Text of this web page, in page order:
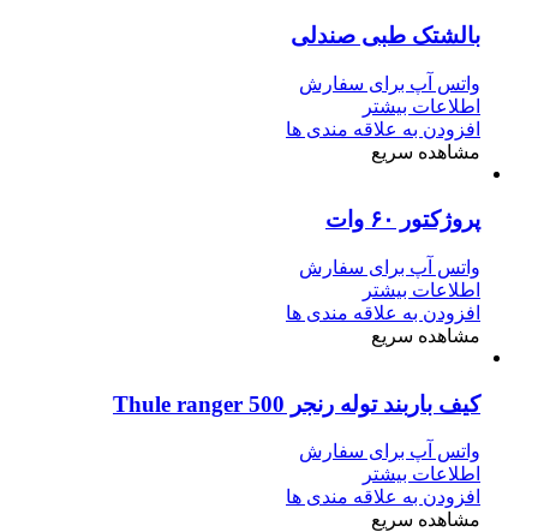
بالشتک طبی صندلی
واتس آپ برای سفارش
اطلاعات بیشتر
افزودن به علاقه مندی ها
مشاهده سریع
پروژکتور ۶۰ وات
واتس آپ برای سفارش
اطلاعات بیشتر
افزودن به علاقه مندی ها
مشاهده سریع
کیف باربند توله رنجر Thule ranger 500
واتس آپ برای سفارش
اطلاعات بیشتر
افزودن به علاقه مندی ها
مشاهده سریع